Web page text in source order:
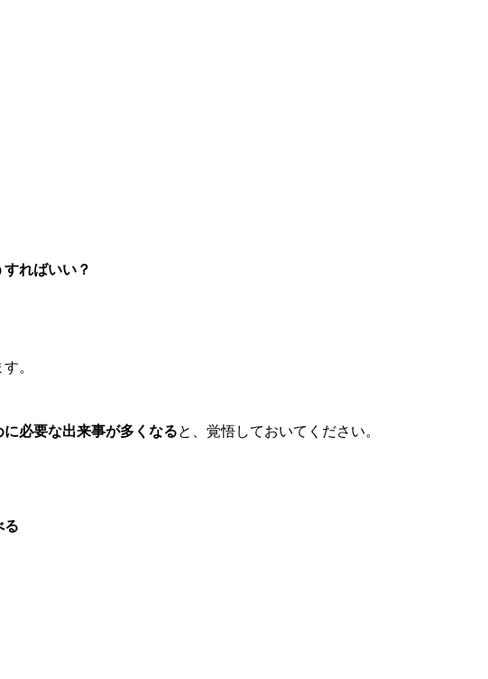
ればいい？
。
必要な出来事が多くなると、覚悟しておいてください。
る